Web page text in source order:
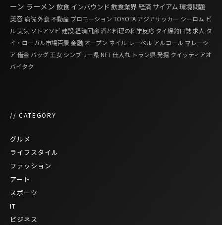
ーン ラーメン 飲食 インバウンド 飲食業界経済 サイアム環境問題
美容病院 外食不動産 プロモーション TOYOTA アジアサッカー シーロム ビ
ル 天気 ソトアソビ建設経済回廊 酒と料理の科学反応 タイ爆釣日誌求人 タ
イ・ローカル市場百景 金融 オープン ネイル レーベル アルコール マレーシ
ア 借金 バッグ王女 シンブリー県NFT仕入れ トラン県発掘 クイッティアオ
バイタク
// CATEGORY
グルメ
ライフスタイル
ファッション
アート
スポーツ
IT
ビジネス